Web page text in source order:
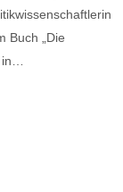
Buch „Die